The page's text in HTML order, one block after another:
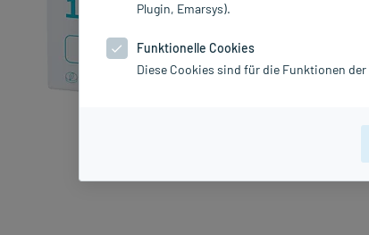
Plugin, Emarsys).
Funktionelle Cookies
Diese Cookies sind für die Funktionen